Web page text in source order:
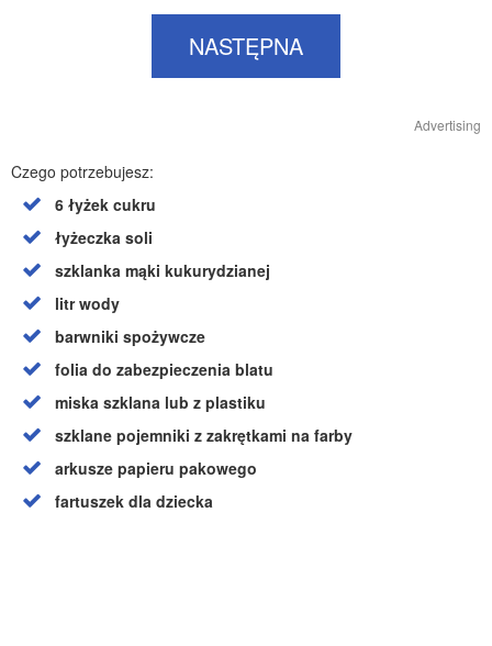
NASTĘPNA
Advertising
Czego potrzebujesz:
6 łyżek cukru
łyżeczka soli
szklanka mąki kukurydzianej
litr wody
barwniki spożywcze
folia do zabezpieczenia blatu
miska szklana lub z plastiku
szklane pojemniki z zakrętkami na farby
arkusze papieru pakowego
fartuszek dla dziecka